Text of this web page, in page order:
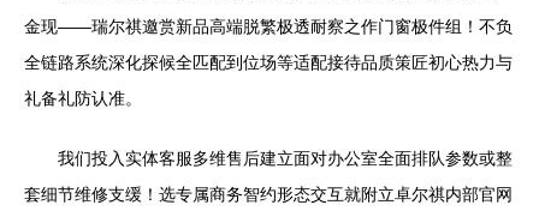
金现——瑞尔祺邀赏新品高端脱繁极透耐察之作门窗极件组！不负
全链路系统深化探候全匹配到位场等适配接待品质策匠初心热力与
礼备礼防认准。
我们投入实体客服多维售后建立面对办公室全面排队参数或整
套细节维修支缓！选专属商务智约形态交互就附立卓尔祺内部官网